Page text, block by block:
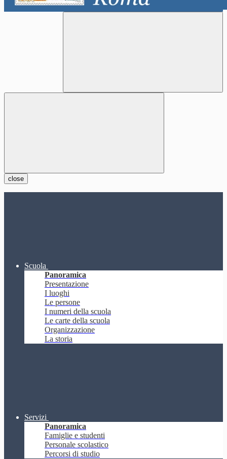
close
Scuola
Panoramica
Presentazione
I luoghi
Le persone
I numeri della scuola
Le carte della scuola
Organizzazione
La storia
Servizi
Panoramica
Famiglie e studenti
Personale scolastico
Percorsi di studio